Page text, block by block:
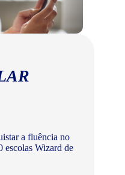
a fluência no
escolas Wizard de